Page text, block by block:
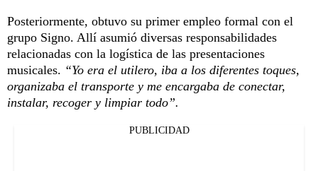
Posteriormente, obtuvo su primer empleo formal con el
grupo Signo. Allí asumió diversas responsabilidades
relacionadas con la logística de las presentaciones
musicales. “Yo era el utilero, iba a los diferentes toques,
organizaba el transporte y me encargaba de conectar,
instalar, recoger y limpiar todo”.
PUBLICIDAD